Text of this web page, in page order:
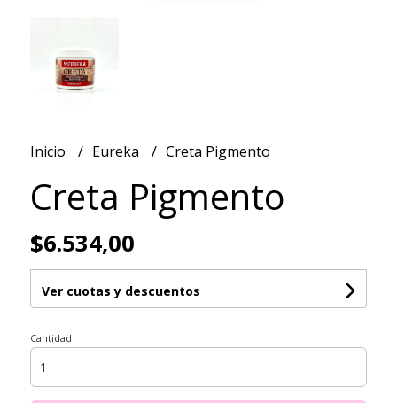
Inicio Eureka Creta Pigmento
Creta Pigmento
$6.534,00
Ver cuotas y descuentos
Cantidad